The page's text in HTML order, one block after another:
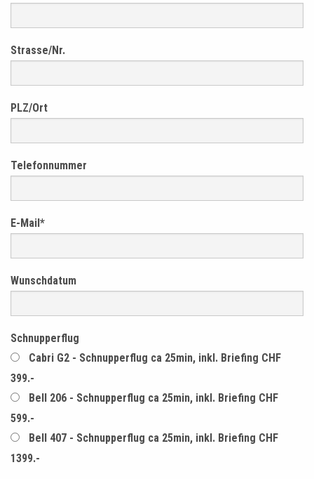
Strasse/Nr.
PLZ/Ort
Telefonnummer
E-Mail*
Wunschdatum
Schnupperflug
Cabri G2 - Schnupperflug ca 25min, inkl. Briefing CHF
399.-
Bell 206 - Schnupperflug ca 25min, inkl. Briefing CHF
599.-
Bell 407 - Schnupperflug ca 25min, inkl. Briefing CHF
1399.-